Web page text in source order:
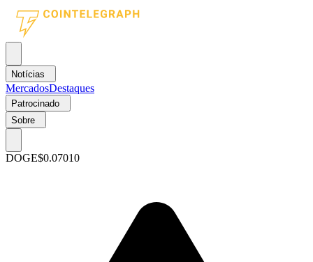
Notícias
MercadosDestaques
Patrocinado
Sobre
DOGE$0.07010